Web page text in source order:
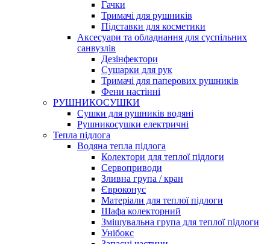
Гачки
Тримачі для рушників
Підставки для косметики
Аксесуари та обладнання для суспільних
санвузлів
Дезінфектори
Сушарки для рук
Тримачі для паперових рушників
Фени настінні
РУШНИКОСУШКИ
Сушки для рушників водяні
Рушникосушки електричні
Тепла підлога
Водяна тепла підлога
Колектори для теплої підлоги
Сервоприводи
Зливна група / кран
Євроконус
Матеріали для теплої підлоги
Шафа колекторний
Змішувальна група для теплої підлоги
Унібокс